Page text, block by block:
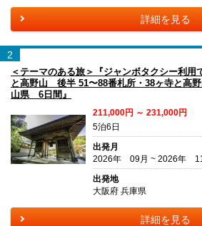
詳細を見る
2
＜テーマのある旅＞『ジャンボタクシー利用
と高野山 後半 51〜88番札所・38ヶ寺と高
山県 6日間』
211,000円 ～ 231,000円
5泊6日
出発月
2026年 09月 ~ 2026年
出発地
大阪府 兵庫県
詳細を見る